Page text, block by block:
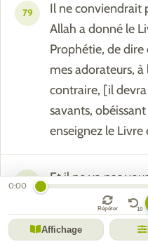
79
Il ne conviendrait
Allah a donné le
Prophétie, de dire
mes adorateurs,
contraire, [il
savants,
enseignez le
80
Et il ne va pas
pour seigneurs
commanderait-il
Musulmans ?
0:00
Répéter
Affichage